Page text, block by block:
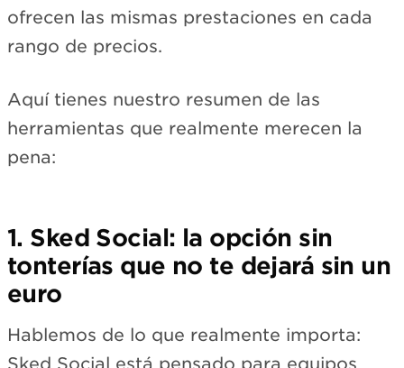
ofrecen las mismas prestaciones en cada
rango de precios.
Aquí tienes nuestro resumen de las
herramientas que realmente merecen la
pena:
1. Sked Social: la opción sin
tonterías que no te dejará sin un
euro
Hablemos de lo que realmente importa: